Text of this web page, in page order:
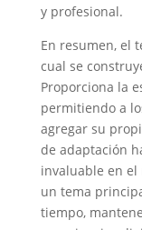
y profesional.
En resumen, el
cual se
Proporciona la
permitiendo a
agregar su
de adaptación
invaluable en
un tema
tiempo,